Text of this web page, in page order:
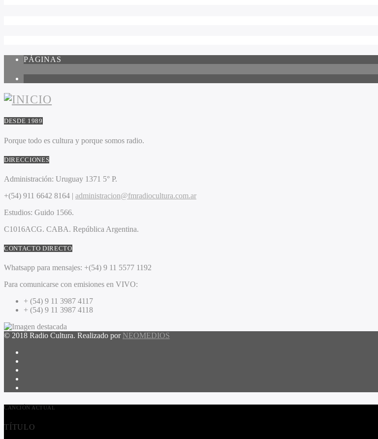
PÁGINAS
DESDE 1989
Porque todo es cultura y porque somos radio.
DIRECCIONES
Administración: Uruguay 1371 5° P.
+(54) 911 6642 8164 | administracion@fmradiocultura.com.ar
Estudios: Guido 1566.
C1016ACG. CABA. República Argentina.
CONTACTO DIRECTO
Whatsapp para mensajes: +(54) 9 11 5577 1192
Para comunicarse con emisiones en VIVO:
+ (54) 9 11 3987 4117
+ (54) 9 11 3987 4118
© 2018 Radio Cultura. Realizado por NEOMEDIOS
CANCIÓN ACTUAL
TÍTULO